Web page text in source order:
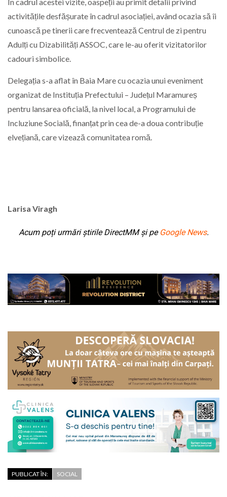
activitățile desfășurate în cadrul asociației, având ocazia să îi
cunoască pe tinerii care frecventează Centrul de zi pentru
Adulți cu Dizabilități ASSOC, care le-au oferit vizitatorilor
cadouri simbolice.
Delegația s-a aflat în Baia Mare cu ocazia unui eveniment
organizat de Instituția Prefectului – Județul Maramureș
pentru lansarea oficială, la nivel local, a Programului de
Incluziune Socială, finanțat prin cea de-a doua contribuție
elvețiană, care vizează comunitatea romă.
Larisa Viragh
Acum poți urmări știrile DirectMM și pe Google News.
PUBLICAT ÎN: SOCIAL